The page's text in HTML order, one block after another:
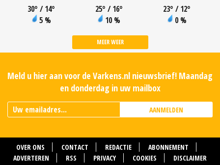
30° / 14°
5 %
25° / 16°
10 %
23° / 12°
0 %
MEER WEER
Meld u hier aan voor de Varkens.nl nieuwsbrief! Maandag
en donderdag in uw mailbox
AANMELDEN
OVER ONS CONTACT REDACTIE
ABONNEMENT
ADVERTEREN
RSS PRIVACY COOKIES DISCLAIMER